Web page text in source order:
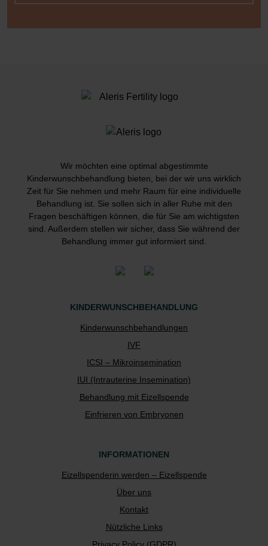
Wir möchten eine optimal abgestimmte
Kinderwunschbehandlung bieten, bei der wir uns wirklich
Zeit für Sie nehmen und mehr Raum für eine individuelle
Behandlung ist. Sie sollen sich in aller Ruhe mit den
Fragen beschäftigen können, die für Sie am wichtigsten
sind. Außerdem stellen wir sicher, dass Sie während der
Behandlung immer gut informiert sind.
KINDERWUNSCHBEHANDLUNG
Kinderwunschbehandlungen
IVF
ICSI – Mikroinsemination
IUI (Intrauterine Insemination)
Behandlung mit Eizellspende
Einfrieren von Embryonen
INFORMATIONEN
Eizellspenderin werden – Eizellspende
Über uns
Kontakt
Nützliche Links
Privacy Policy (GDPR)